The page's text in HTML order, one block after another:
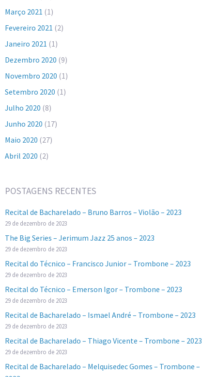
Março 2021 (1)
Fevereiro 2021 (2)
Janeiro 2021 (1)
Dezembro 2020 (9)
Novembro 2020 (1)
Setembro 2020 (1)
Julho 2020 (8)
Junho 2020 (17)
Maio 2020 (27)
Abril 2020 (2)
POSTAGENS RECENTES
Recital de Bacharelado – Bruno Barros – Violão – 2023
29 de dezembro de 2023
The Big Series – Jerimum Jazz 25 anos – 2023
29 de dezembro de 2023
Recital do Técnico – Francisco Junior – Trombone – 2023
29 de dezembro de 2023
Recital do Técnico – Emerson Igor – Trombone – 2023
29 de dezembro de 2023
Recital de Bacharelado – Ismael André – Trombone – 2023
29 de dezembro de 2023
Recital de Bacharelado – Thiago Vicente – Trombone – 2023
29 de dezembro de 2023
Recital de Bacharelado – Melquisedec Gomes – Trombone –